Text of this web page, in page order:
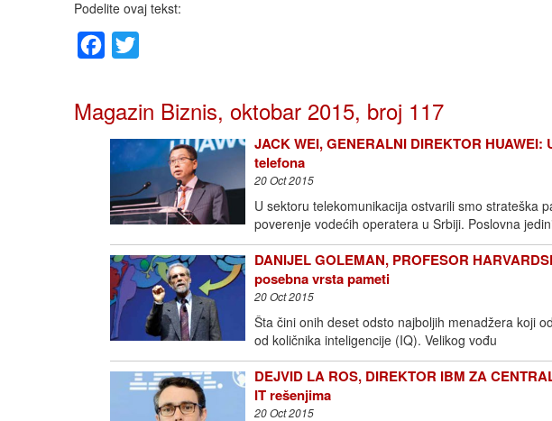
Podelite ovaj tekst:
Facebook
Magazin Biznis, oktobar 2015, broj 117
JACK WEI, GENERALNI DIREKTOR
telefona
20 Oct 2015
U sektoru telekomunikacija ostvarili smo strateška
poverenje vodećih operatera u Srbiji. Poslovna
DANIJEL GOLEMAN, PROFESOR
posebna vrsta pameti
20 Oct 2015
Šta čini onih deset odsto najboljih menadžera koji
od količnika inteligencije (IQ). Velikog vođu
DEJVID LA ROS, DIREKTOR IBM ZA
IT rešenjima
20 Oct 2015